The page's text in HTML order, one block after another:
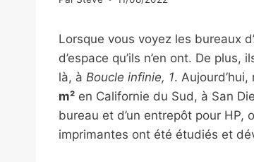
Lorsque vous voyez les bureaux
d’espace qu’ils n’en ont. De
là, à Boucle infinie, 1.
m² en Californie du Sud, à San
bureau et d’un entrepôt pour HP,
imprimantes ont été étudiés et